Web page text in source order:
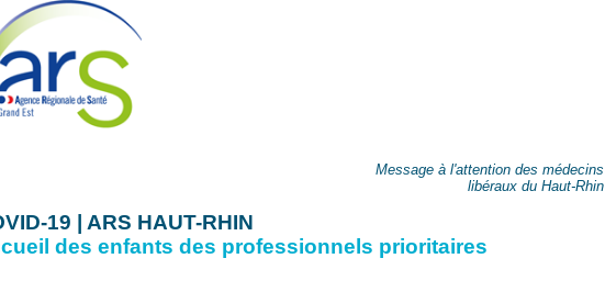
Message à l'attention des médecins
libéraux du Haut-Rhin
19 | ARS HAUT-RHIN
des enfants des professionnels prioritaires